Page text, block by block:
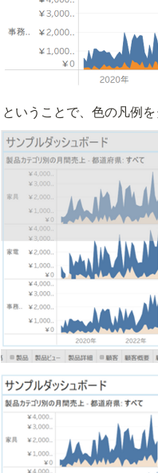
ということで、色の凡例